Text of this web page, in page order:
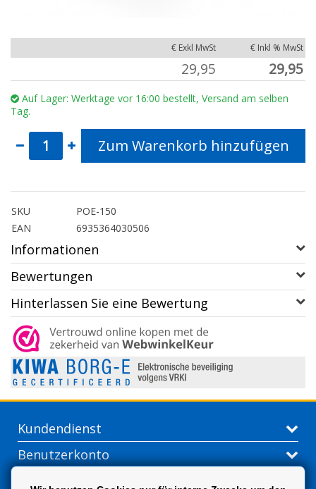
€ Exkl MwSt € Inkl % MwSt
29,95 29,95
Auf Lager: Werktage vor 16:00 bestellt, Versand am selben
Tag.
Zum Warenkorb hinzufügen
SKU
POE-150
EAN
6935364030506
Informationen
Bewertungen
Hinterlassen Sie eine Bewertung
Kundendienst
Benutzerkonto